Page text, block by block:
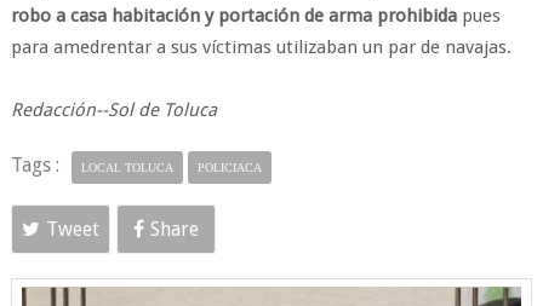
robo a casa habitación y portación de arma prohibidapues
para amedrentar a sus víctimas utilizaban un par de navajas.
Redacción--Sol de Toluca
Tags : LOCAL TOLUCA POLICIACA
Tweet Share